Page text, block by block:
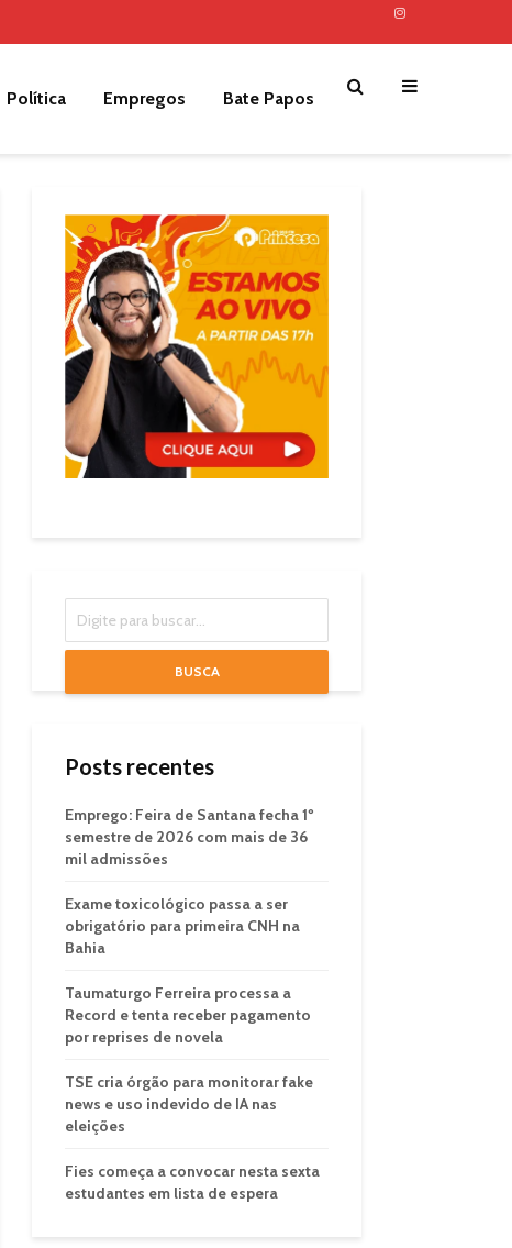
Política Empregos Bate Papos
BUSCA
Posts recentes
Emprego: Feira de Santana fecha 1º
semestre de 2026 com mais de 36
mil admissões
Exame toxicológico passa a ser
obrigatório para primeira CNH na
Bahia
Taumaturgo Ferreira processa a
Record e tenta receber pagamento
por reprises de novela
TSE cria órgão para monitorar fake
news e uso indevido de IA nas
eleições
Fies começa a convocar nesta sexta
estudantes em lista de espera